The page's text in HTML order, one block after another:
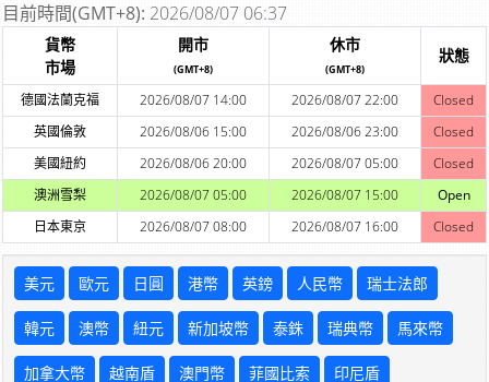
目前時間(GMT+8): 2026/08/07 06:37
貨幣
市場
開市
(GMT+8)
休市
(GMT+8)
狀態
德國法蘭克福 2026/08/07 14:00 2026/08/07 22:00
Closed
英國倫敦
2026/08/06 15:00 2026/08/06 23:00
Closed
美國紐約
2026/08/06 20:00 2026/08/07 05:00
Closed
澳洲雪梨
2026/08/07 05:00 2026/08/07 15:00
Open
日本東京
2026/08/07 08:00 2026/08/07 16:00 Closed
美元 歐元 日圓 港幣 英鎊 人民幣 瑞士法郎
韓元 澳幣 紐元 新加坡幣 泰銖 瑞典幣 馬來幣
加拿大幣 越南盾 澳門幣 菲國比索 印尼盾